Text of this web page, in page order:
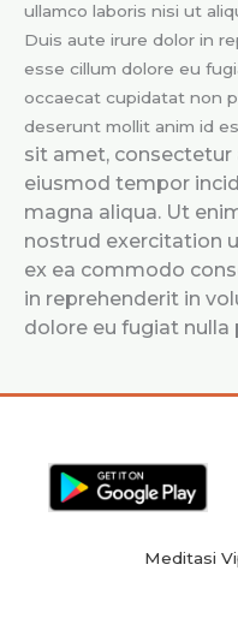
ullamco laboris nisi ut
Duis aute irure dolor in
esse cillum dolore eu
occaecat cupidatat non
deserunt mollit anim id
sit amet, consectetur
eiusmod tempor
magna aliqua. Ut
nostrud exercitation
ex ea commodo
in reprehenderit in
dolore eu fugiat nulla
Meditasi